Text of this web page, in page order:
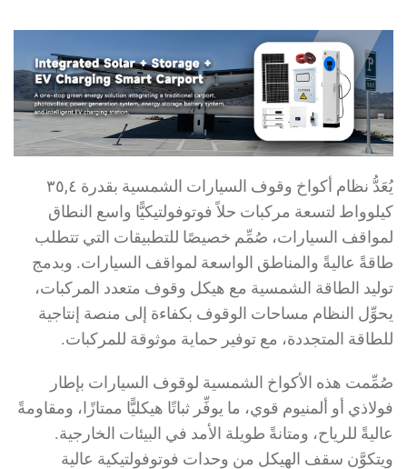
يُعَدُّ نظام أكواخ وقوف السيارات الشمسية بقدرة ٣٥,٤
لتسعة مركبات حلاً فوتوفولتيكيًّا واسع النطاق
السيارات، صُمِّم خصيصًا للتطبيقات التي تتطلب
عاليةً والمناطق الواسعة لمواقف السيارات. وبدمج
الطاقة الشمسية مع هيكل وقوف متعدد المركبات،
النظام مساحات الوقوف بكفاءة إلى منصة إنتاجية
المتجددة، مع توفير حماية موثوقة للمركبات.
هذه الأكواخ الشمسية لوقوف السيارات بإطار
أو ألمنيوم قوي، ما يوفِّر ثباتًا هيكليًّا ممتازًا، ومقاومةً
للرياح، ومتانةً طويلة الأمد في البيئات الخارجية.
سقف الهيكل من وحدات فوتوفولتيكية عالية